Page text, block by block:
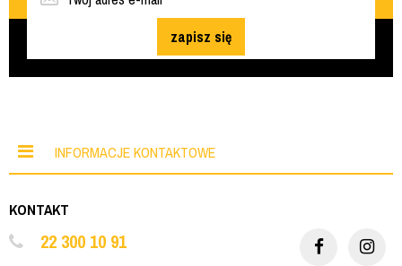
zapisz się
INFORMACJE KONTAKTOWE
KONTAKT
22 300 10 91